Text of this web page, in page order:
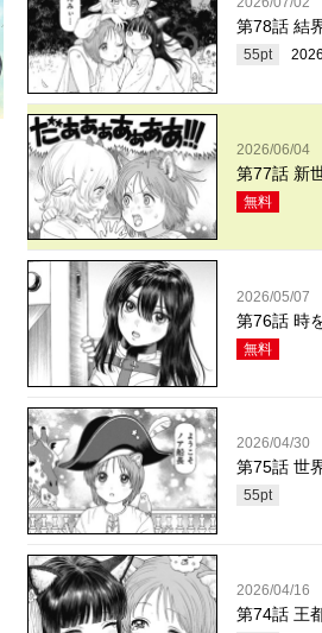
第78話 結
55pt
2026/06/04
第77話 新
無料
2026/05/07
第76話 時
無料
2026/04/30
第75話 世
55pt
2026/04/16
第74話 王